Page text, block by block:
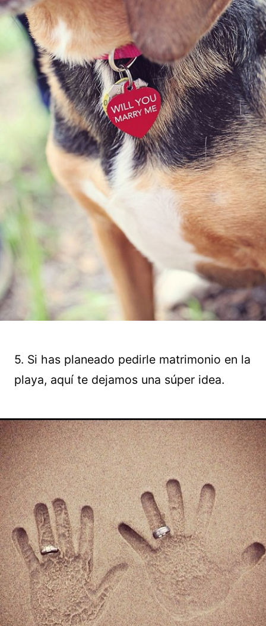
5. Si has planeado pedirle matrimonio en la
playa, aquí te dejamos una súper idea.